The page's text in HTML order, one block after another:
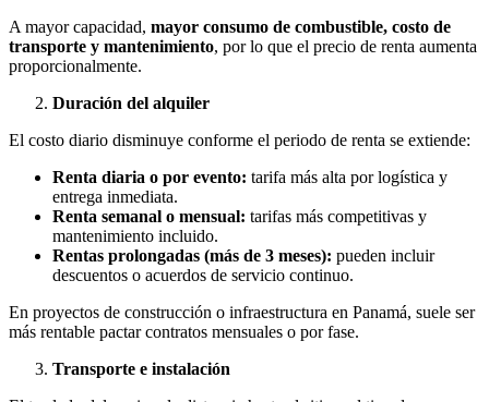
A mayor capacidad, mayor consumo de combustible, costo de
transporte y mantenimiento, por lo que el precio de renta aumenta
proporcionalmente.
Duración del alquiler
El costo diario disminuye conforme el periodo de renta se extiende:
Renta diaria o por evento: tarifa más alta por logística y
entrega inmediata.
Renta semanal o mensual: tarifas más competitivas y
mantenimiento incluido.
Rentas prolongadas (más de 3 meses): pueden incluir
descuentos o acuerdos de servicio continuo.
En proyectos de construcción o infraestructura en Panamá, suele ser
más rentable pactar contratos mensuales o por fase.
Transporte e instalación